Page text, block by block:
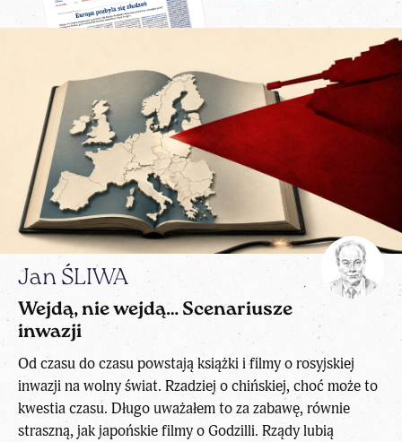
Jan ŚLIWA
Wejdą, nie wejdą… Scenariusze
inwazji
Od czasu do czasu powstają książki i filmy o rosyjskiej
inwazji na wolny świat. Rzadziej o chińskiej, choć może to
kwestia czasu. Długo uważałem to za zabawę, równie
straszną, jak japońskie filmy o Godzilli. Rządy lubią